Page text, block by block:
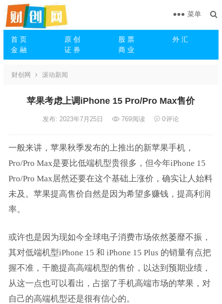
首 页 原 创 股 票
外 汇
金 融
证 券 商 业
菜单
财创网 滚动新闻
苹果考虑上调iPhone 15 Pro/Pro Max售价
发布: 2023年7月25日 769阅读 0评论
一般来讲，苹果秋季发布的上推出的新苹果手机，
Pro/Pro Max是要比低端机型贵很多，但今年iPhone 15
Pro/Pro Max居然还要在这个基础上涨价，确实让人始料
未及。苹果提高售价自然是因为希望多赚钱，提高利润
率。
或许也是因为现如今全球电子消费市场依然萎靡不振，
其对低端机型iPhone 15 和 iPhone 15 Plus 的销量有点把
握不准，干脆提高高端机型的售价，以达到预期业绩，
从这一点也可以看出，占据了手机高端市场的苹果，对
自己的高端机型还是很有信心的。